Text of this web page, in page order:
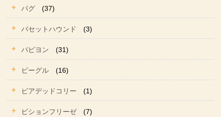
パグ (37)
バセットハウンド (3)
パピヨン (31)
ビーグル (16)
ビアデッドコリー (1)
ビションフリーゼ (7)